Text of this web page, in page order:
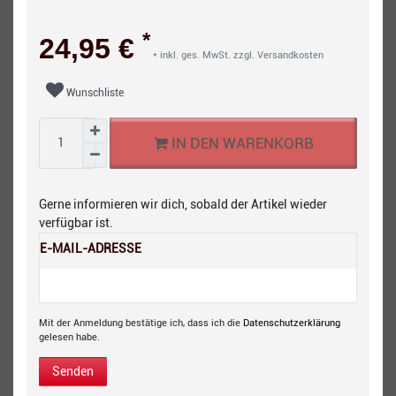
24,95 € *
* inkl. ges. MwSt. zzgl. Versandkosten
Wunschliste
IN DEN WARENKORB
Gerne informieren wir dich, sobald der Artikel wieder
verfügbar ist.
E-MAIL-ADRESSE
Mit der Anmeldung bestätige ich, dass ich die Daten­schutz­erklärung
gelesen habe.
Senden